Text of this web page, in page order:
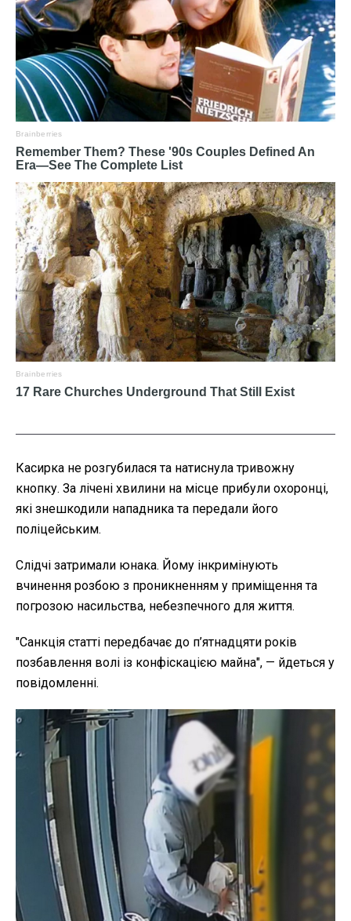
Касирка не розгубилася та натиснула тривожну
кнопку. За лічені хвилини на місце прибули охоронці,
які знешкодили нападника та передали його
поліцейським.
Слідчі затримали юнака. Йому інкримінують
вчинення розбою з проникненням у приміщення та
погрозою насильства, небезпечного для життя.
"Санкція статті передбачає до п’ятнадцяти років
позбавлення волі із конфіскацією майна", — йдеться у
повідомленні.